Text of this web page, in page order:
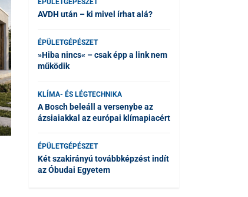
AVDH után – ki mivel írhat alá?
ÉPÜLETGÉPÉSZET
»Hiba nincs« – csak épp a link nem
működik
KLÍMA- ÉS LÉGTECHNIKA
A Bosch beleáll a versenybe az
ázsiaiakkal az európai klímapiacért
ÉPÜLETGÉPÉSZET
Két szakirányú továbbképzést indít
az Óbudai Egyetem